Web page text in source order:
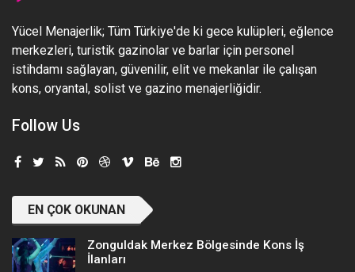
Yücel Menajerlik; Tüm Türkiye'de ki gece kulüpleri, eğlence
merkezleri, turistik gazinolar ve barlar için personel
istihdamı sağlayan, güvenilir, elit ve mekanlar ile çalışan
kons, oryantal, solist ve gazino menajerliğidir.
Follow Us
EN ÇOK OKUNAN
Zonguldak Merkez Bölgesinde Kons İş
İlanları